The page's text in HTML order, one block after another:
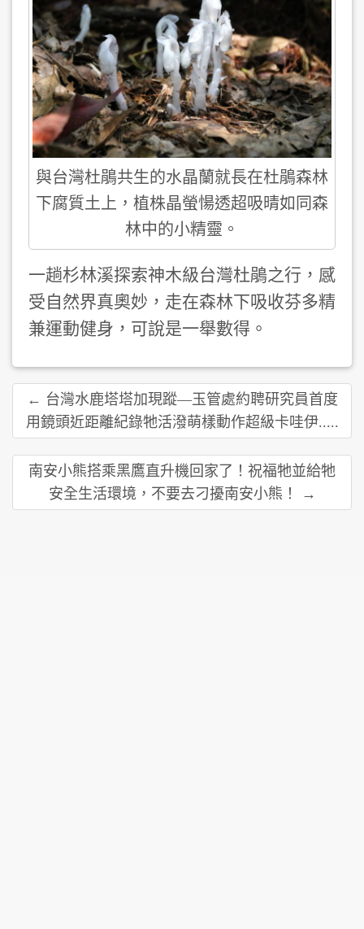
與台灣杜鵑共生的水晶蘭就長在杜鵑森林
下腐質土上，植株晶螢愓透超吸晴如同森
林中的小精靈。
一趟杉林溪探索神木級台灣杜鵑之行，感
受自然界真奧妙，走在森林下吸收芬多精
兼運動健身，可說是一舉數得。
← 台灣水鹿塔塔加現蹤—玉管處約聘研究員首度
用鏡頭近距離紀錄牠活潑萌樣動作超級卡哇伊.....
南安小熊搭乘黑鷹直升機回家了！祝福牠並給牠
安全生活環境，不要去刁擾南安小熊！ →